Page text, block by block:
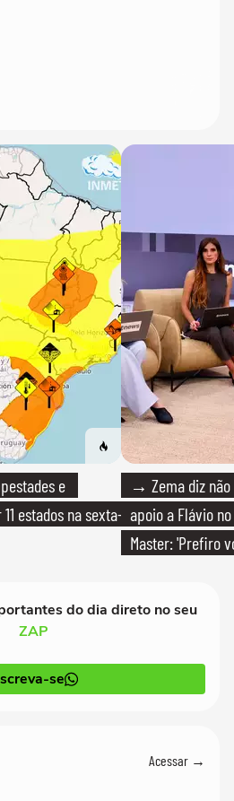
e
estados na sexta-
→ Zema diz
apoio a Flávio
Master: 'Prefiro
do dia direto no seu
ZAP
se
Acessar →